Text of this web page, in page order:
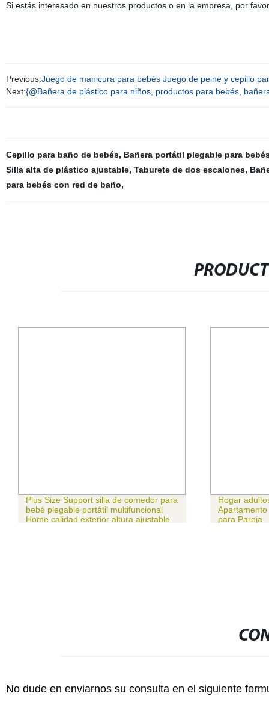
Si estás interesado en nuestros productos o en la empresa, por
Previous:Juego de manicura para bebés Juego de peine y cepillo
Next:{@Bañera de plástico para niños, productos para bebés,
Cepillo para baño de bebés, Bañera portátil plegable para
Silla alta de plástico ajustable, Taburete de dos escalones,
para bebés con red de baño,
Plus Size Support silla de comedor para
bebé plegable portátil multifuncional
Home calidad exterior altura ajustable
Hogar
para Pareja
No dude en enviarnos su consulta en el siguiente